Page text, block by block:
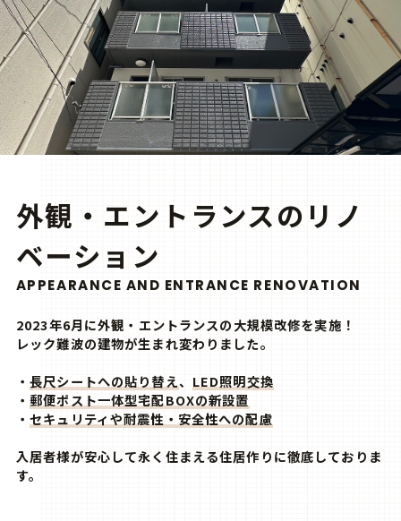
外観・エントランスのリノ
ベーション
APPEARANCE AND ENTRANCE RENOVATION
2023年6月に外観・エントランスの大規模改修を実施！
レック難波の建物が生まれ変わりました。
・長尺シートへの貼り替え、 LED照明交換
・郵便ポスト一体型宅配BOXの新設置
・セキュリティや耐震性・安全性への配慮
入居者様が安心して永く住まえる住居作りに徹底しておりま
す。